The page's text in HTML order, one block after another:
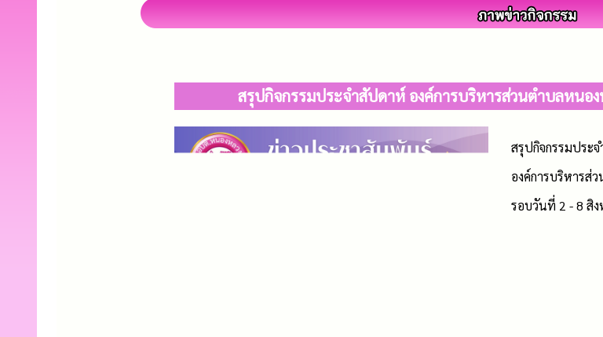
สรุปกิจกรรมประจำสัปดาห์ องค์การบริหารส่วนตำบลหนอ
สรุปกิจกรรมประ
องค์การบริหารส่
รอบวันที่ 2 - 8 สิ